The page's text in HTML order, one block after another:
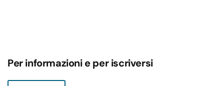
Per informazioni e per iscriversi